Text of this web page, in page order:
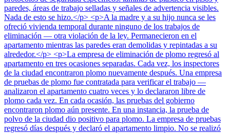
paredes, áreas de trabajo selladas y señales de advertencia visibles.
Nada de esto se hizo.</p> <p>A la madre y a su hijo nunca se les
ofreció vivienda temporal durante ninguno de los trabajos de
eliminación — otra violación de la ley. Permanecieron en el
apartamento mientras las paredes eran demolidas y repintadas a su
alrededor.</p> <p>La empresa de eliminación de plomo regresó al
apartamento en tres ocasiones separadas. Cada vez, los inspectores
de la ciudad encontraron plomo nuevamente después. Una empresa
de pruebas de plomo fue contratada para verificar el trabajo —
analizaron el apartamento cuatro veces y lo declararon libre de
plomo cada vez. En cada ocasión, las pruebas del gobierno
encontraron plomo aún presente. En una instancia, la prueba de
polvo de la ciudad dio positivo para plomo. La empresa de pruebas
regresó días después y declaró el apartamento limpio. No se realizó